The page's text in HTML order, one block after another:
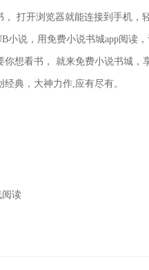
打开浏览器就能连接到手机，
说，用免费小说书城app阅读，
看书， 就来免费小说书城，
典，大神力作,应有尽有。
读